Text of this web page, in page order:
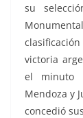
su
victoria
el minuto
Mendoza y
concedió